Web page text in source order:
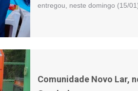
entregou, neste domingo (15/
Comunidade Novo Lar,